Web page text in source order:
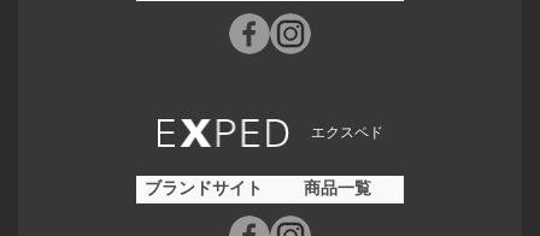
エクスペド
ブランドサイト 商品一覧